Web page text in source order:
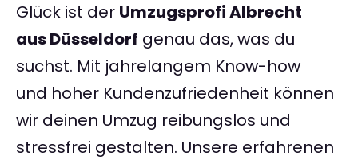
Glück ist der Umzugsprofi Albrecht
aus Düsseldorf genau das, was du
suchst. Mit jahrelangem Know-how
und hoher Kundenzufriedenheit können
wir deinen Umzug reibungslos und
stressfrei gestalten. Unsere erfahrenen